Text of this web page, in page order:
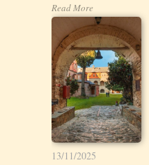
Read More
13/11/2025